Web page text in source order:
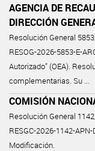
AGENCIA DE
DIRECCIÓN
Resolución General
RESOG-2026-5853-E-
Autorizado” (OEA).
complementarias. Su ...
COMISIÓN
Resolución General
RESGC-2026-1142-
Modificación.